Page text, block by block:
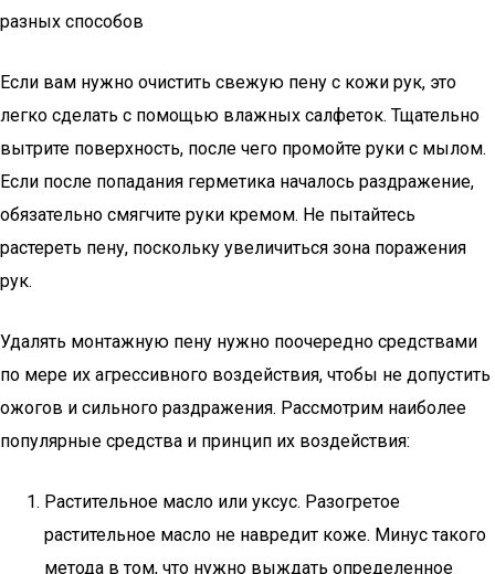
разных способов
Если вам нужно очистить свежую пену с кожи рук, это
легко сделать с помощью влажных салфеток. Тщательно
вытрите поверхность, после чего промойте руки с мылом.
Если после попадания герметика началось раздражение,
обязательно смягчите руки кремом. Не пытайтесь
растереть пену, поскольку увеличиться зона поражения
рук.
Удалять монтажную пену нужно поочередно средствами
по мере их агрессивного воздействия, чтобы не допустить
ожогов и сильного раздражения. Рассмотрим наиболее
популярные средства и принцип их воздействия:
Растительное масло или уксус. Разогретое
растительное масло не навредит коже. Минус такого
метода в том, что нужно выждать определенное